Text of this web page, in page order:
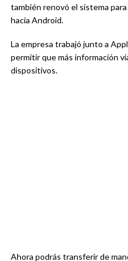
también renovó el sistema
hacia Android.
La empresa trabajó junto a
permitir que más información
dispositivos.
Ahora podrás transferir de